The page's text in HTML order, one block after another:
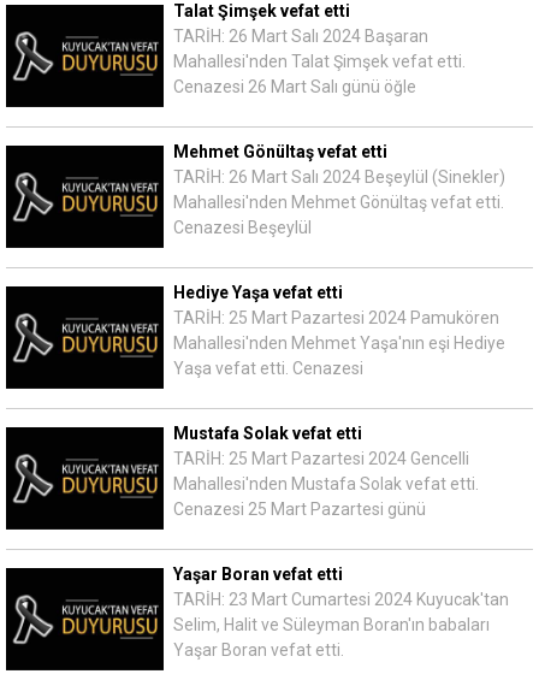
Talat Şimşek vefat etti
TARİH: 26 Mart Salı 2024 Başaran
Mahallesi'nden Talat Şimşek vefat etti.
Cenazesi 26 Mart Salı günü öğle
Mehmet Gönültaş vefat etti
TARİH: 26 Mart Salı 2024 Beşeylül (Sinekler)
Mahallesi'nden Mehmet Gönültaş vefat etti.
Cenazesi Beşeylül
Hediye Yaşa vefat etti
TARİH: 25 Mart Pazartesi 2024 Pamukören
Mahallesi'nden Mehmet Yaşa'nın eşi Hediye
Yaşa vefat etti. Cenazesi
Mustafa Solak vefat etti
TARİH: 25 Mart Pazartesi 2024 Gencelli
Mahallesi'nden Mustafa Solak vefat etti.
Cenazesi 25 Mart Pazartesi günü
Yaşar Boran vefat etti
TARİH: 23 Mart Cumartesi 2024 Kuyucak'tan
Selim, Halit ve Süleyman Boran'ın babaları
Yaşar Boran vefat etti.